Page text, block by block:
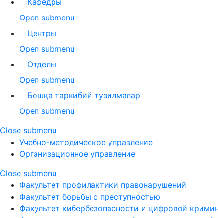
Кафедры
Open submenu
Центры
Open submenu
Отделы
Open submenu
Бошқа таркибий тузилмалар
Open submenu
Close submenu
Учебно-методическое управление
Организационное управление
Close submenu
Факультет профилактики правонарушений
Факультет борьбы с преступностью
Факультет кибербезопасности и цифровой